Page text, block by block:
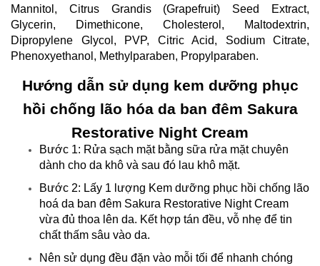
Mannitol, Citrus Grandis (Grapefruit) Seed Extract,
Glycerin, Dimethicone, Cholesterol, Maltodextrin,
Dipropylene Glycol, PVP, Citric Acid, Sodium Citrate,
Phenoxyethanol, Methylparaben, Propylparaben.
Hướng dẫn sử dụng kem dưỡng phục
hồi chống lão hóa da ban đêm Sakura
Restorative Night Cream
Bước 1: Rửa sạch mặt bằng sữa rửa mặt chuyên
dành cho da khô và sau đó lau khô mặt.
Bước 2: Lấy 1 lượng Kem dưỡng phục hồi chống lão
hoá da ban đêm Sakura Restorative Night Cream
vừa đủ thoa lên da. Kết hợp tán đều, vỗ nhẹ để tin
chất thấm sâu vào da.
Nên sử dụng đều đặn vào mỗi tối để nhanh chóng